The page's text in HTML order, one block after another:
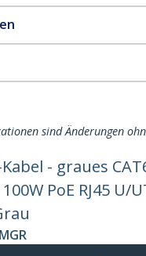
sind Änderungen
- graues
PoE RJ45